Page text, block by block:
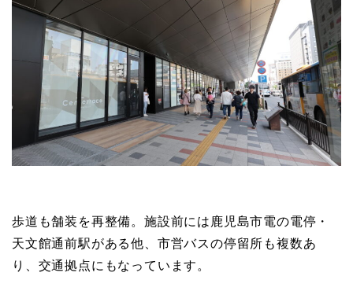
歩道も舗装を再整備。施設前には鹿児島市電の電停・
天文館通前駅がある他、市営バスの停留所も複数あ
り、交通拠点にもなっています。